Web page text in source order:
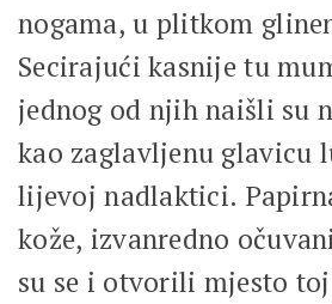
nogama, u plitkom
Secirajući kasnije tu
jednog od njih naišli su
kao zaglavljenu glavicu
lijevoj nadlaktici.
kože, izvanredno
su se i otvorili mjesto